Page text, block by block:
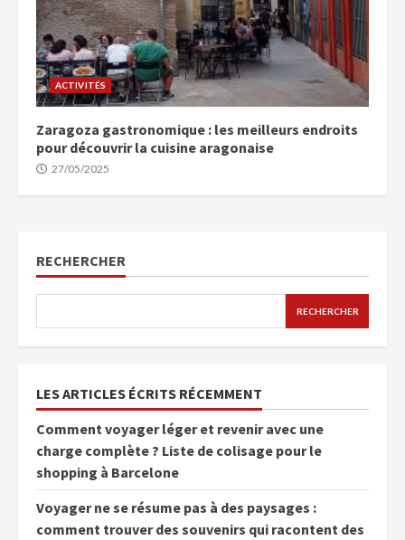
ACTIVITÉS
Zaragoza gastronomique : les meilleurs endroits
pour découvrir la cuisine aragonaise
27/05/2025
RECHERCHER
RECHERCHER
LES ARTICLES ÉCRITS RÉCEMMENT
Comment voyager léger et revenir avec une
charge complète ? Liste de colisage pour le
shopping à Barcelone
Voyager ne se résume pas à des paysages :
comment trouver des souvenirs qui racontent des